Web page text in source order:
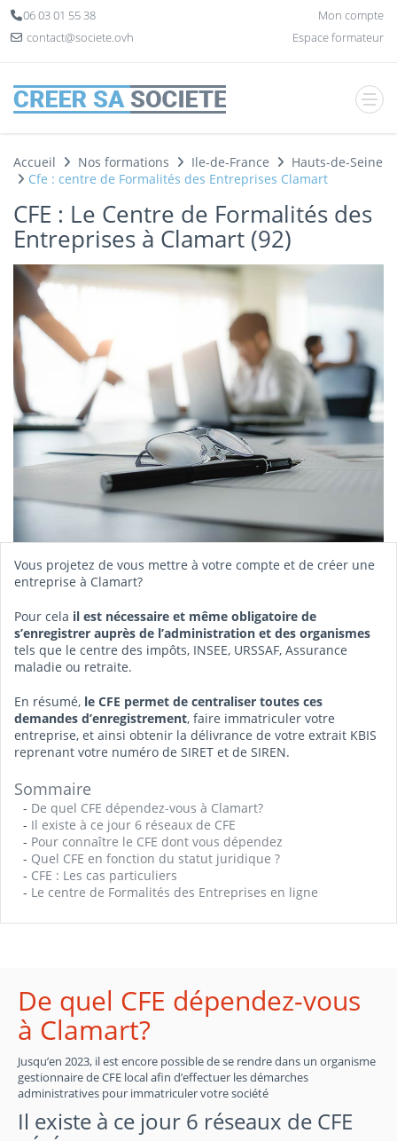
06 03 01 55 38
contact@societe.ovh
Mon compte
Espace formateur
Accueil Nos formations Ile-de-France
Hauts-de-Seine
Cfe : centre de Formalités des Entreprises Clamart
CFE : Le Centre de Formalités des
Entreprises à Clamart (92)
Vous projetez de vous mettre à votre compte et de créer une
entreprise à Clamart?
Pour cela il est nécessaire et même obligatoire de
s’enregistrer auprès de l’administration et des organismes
tels que le centre des impôts, INSEE, URSSAF, Assurance
maladie ou retraite.
En résumé, le CFE permet de centraliser toutes ces
demandes d’enregistrement, faire immatriculer votre
entreprise, et ainsi obtenir la délivrance de votre extrait KBIS
reprenant votre numéro de SIRET et de SIREN.
Sommaire
- De quel CFE dépendez-vous à Clamart?
- Il existe à ce jour 6 réseaux de CFE
- Pour connaître le CFE dont vous dépendez
- Quel CFE en fonction du statut juridique ?
- CFE : Les cas particuliers
- Le centre de Formalités des Entreprises en ligne
De quel CFE dépendez-vous
à Clamart?
Jusqu’en 2023, il est encore possible de se rendre dans un organisme
gestionnaire de CFE local afin d’effectuer les démarches
administratives pour immatriculer votre société
Il existe à ce jour 6 réseaux de CFE
Panneau de gestion des cookies